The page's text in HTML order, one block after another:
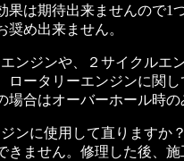
果は期待出来ませんので1
奨め出来ません。
ンジンや、２サイクルエ
ロータリーエンジンに関
場合はオーバーホール時
ンに使用して直りますか
きません。修理した後、